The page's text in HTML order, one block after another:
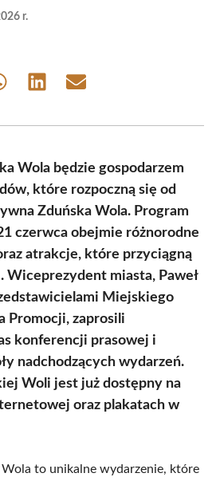
r.
Share Share
Wola będzie gospodarzem
które rozpoczną się od
Zduńska Wola. Program
czerwca obejmie różnorodne
atrakcje, które przyciągną
Wiceprezydent miasta, Paweł
Miejskiego
Promocji, zaprosili
konferencji prasowej i
nadchodzących wydarzeń.
Woli jest już dostępny na
oraz plakatach w
to unikalne wydarzenie, które